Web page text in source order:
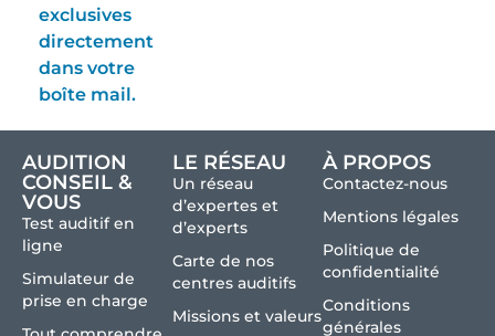
exclusives
directement
dans votre
boîte mail.
AUDITION
CONSEIL &
VOUS
Test auditif en
ligne
Simulateur de
prise en charge
LE RÉSEAU
Un réseau
d’expertes et
d’experts
Carte de nos
centres auditifs
Missions et valeurs
À PROPOS
Contactez-nous
Mentions légales
Politique de
confidentialité
Conditions
générales